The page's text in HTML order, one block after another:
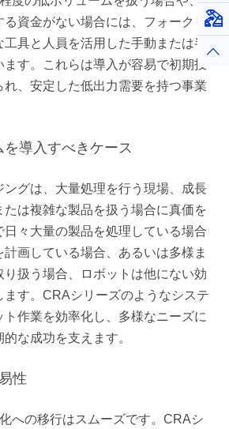
る資金がない場合には、フォークリ
具と人員を活用した手動または半
す。これらは導入が容易で初期投
れ、安定した低出力需要を持つ事業
導入すべきケース
ングは、大量処理を行う現場、成長
たは複雑な製品を扱う場合に真価を
々大量の製品を処理している場合
画している場合、あるいは多様ま
り扱う場合、ロボットは他にない効
ます。CRAシリーズのようなシステ
ト作業を効率化し、多様なニーズに
な成功を支えます。
性
への移行はスムーズです。CRAシ
仮
ト